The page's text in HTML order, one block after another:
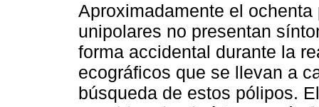
Aproximadamente el
unipolares no presentan
forma accidental durante la
ecográficos que se llevan a
búsqueda de estos pólipos.